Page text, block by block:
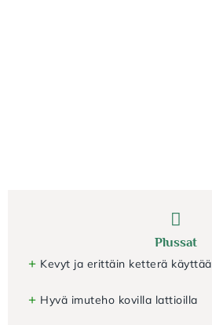
Plussat
+ Kevyt ja erittäin ketterä käyttää
+ Hyvä imuteho kovilla lattioilla